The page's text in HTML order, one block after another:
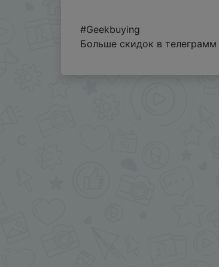
#Geekbuying
Больше скидок в телеграмм